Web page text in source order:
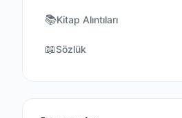
📚Kitap Alıntıları
📖Sözlük